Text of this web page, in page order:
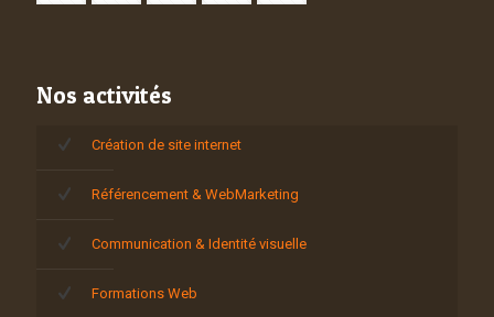
Nos activités
Création de site internet
Référencement & WebMarketing
Communication & Identité visuelle
Formations Web